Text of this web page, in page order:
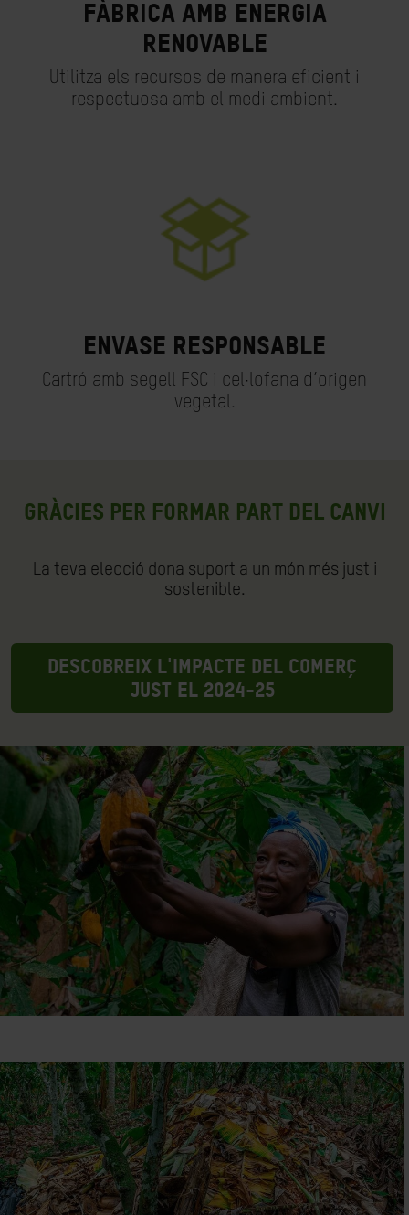
Fàbrica amb energia
renovable
Utilitza els recursos de manera eficient i
respectuosa amb el medi ambient.
Envase responsable
Cartró amb segell FSC i cel·lofana d’origen
vegetal.
Gràcies per formar part del canvi
La teva elecció dona suport a un món més just i
sostenible.
Descobreix l'impacte del comerç
just el 2024-25